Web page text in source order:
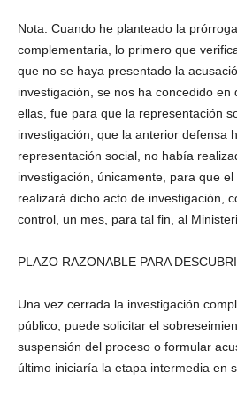
Nota: Cuando he planteado la
complementaria, lo primero que
que no se haya presentado la
investigación, se nos ha concedido en
ellas, fue para que la representación
investigación, que la anterior defensa
representación social, no había
investigación, únicamente, para que el
realizará dicho acto de investigación,
control, un mes, para tal fin, al
PLAZO RAZONABLE PARA
Una vez cerrada la investigación
público, puede solicitar el
suspensión del proceso o formular
último iniciaría la etapa intermedia en